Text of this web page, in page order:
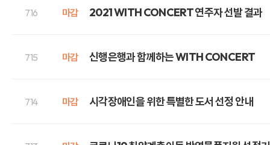
716 마감 2021 WITH CONCERT 연주자 선발 결과
715 마감 신행은행과 함께하는 WITH CONCERT
714 마감 시각장애인을 위한 특별한 도서 선정 안내